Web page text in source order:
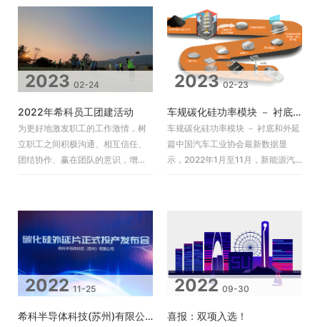
2023 02-24
2022年希科员工团建活动
为更好地激发职工的工作激情，树
立职工之间积极沟通、相互信任、
团结协作、赢在团队的意识，增强
2023 02-23
车规碳化硅功率模块 － 衬底和外延篇
车规碳化硅功率模块 － 衬底和外延
篇中国汽车工业协会最新数据显
示，2022年1月至11月，新能源汽
2022 11-25
希科半导体科技(苏州)有限公司 碳化硅外延片新闻发布 暨投产启动仪式
2022 09-30
喜报：双项入选！